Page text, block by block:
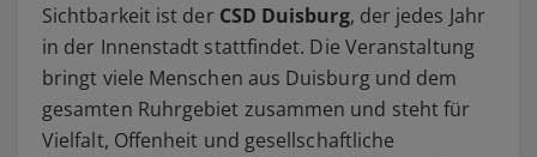
Sichtbarkeit ist der CSD Duisburg, der jedes Jahr
in der Innenstadt stattfindet. Die Veranstaltung
bringt viele Menschen aus Duisburg und dem
gesamten Ruhrgebiet zusammen und steht für
Vielfalt, Offenheit und gesellschaftliche